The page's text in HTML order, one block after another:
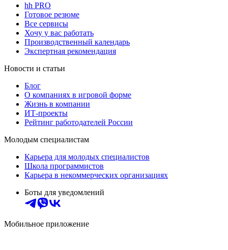
hh PRO
Готовое резюме
Все сервисы
Хочу у вас работать
Производственный календарь
Экспертная рекомендация
Новости и статьи
Блог
О компаниях в игровой форме
Жизнь в компании
ИТ-проекты
Рейтинг работодателей России
Молодым специалистам
Карьера для молодых специалистов
Школа программистов
Карьера в некоммерческих организациях
Боты для уведомлений
Мобильное приложение